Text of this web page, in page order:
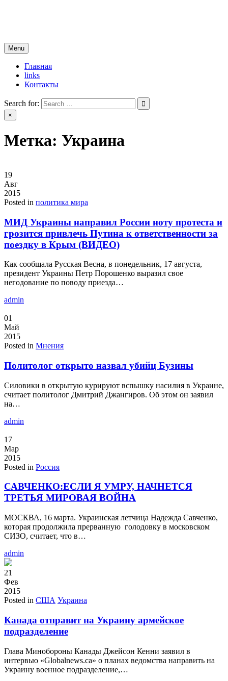
Menu
Главная
links
Контакты
Search for:
×
Метка: Украина
19
Авг
2015
Posted in политика мира
МИД Украины направил России ноту протеста и
грозится привлечь Путина к ответственности за
поездку в Крым (ВИДЕО)
Как сообщала Русская Весна, в понедельник, 17 августа,
президент Украины Петр Порошенко выразил свое
негодование по поводу приезда…
admin
01
Май
2015
Posted in Мнения
Политолог открыто назвал убийц Бузины
Силовики в открытую курируют вспышку насилия в Украине,
считает политолог Дмитрий Джангиров. Об этом он заявил
на…
admin
17
Мар
2015
Posted in Россия
САВЧЕНКО:ЕСЛИ Я УМРУ, НАЧНЕТСЯ
ТРЕТЬЯ МИРОВАЯ ВОЙНА
МОСКВА, 16 марта. Украинская летчица Надежда Савченко,
которая продолжила прерванную голодовку в московском
СИЗО, считает, что в…
admin
21
Фев
2015
Posted in США Украина
Канада отправит на Украину армейское
подразделение
Глава Минобороны Канады Джейсон Кенни заявил в
интервью «Globalnews.ca» о планах ведомства направить на
Украину военное подразделение,…